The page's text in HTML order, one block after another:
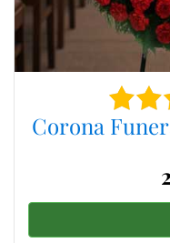
Corona